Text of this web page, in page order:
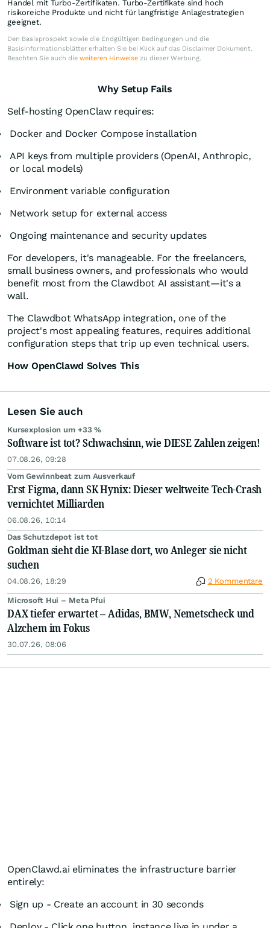
Handel mit Turbo-Zertifikaten. Turbo-Zertifikate sind hoch
risikoreiche Produkte und nicht für langfristige Anlagestrategien
geeignet.
Den Basisprospekt sowie die Endgültigen Bedingungen und die
Basisinformationsblätter erhalten Sie bei Klick auf das Disclaimer Dokument.
Beachten Sie auch die weiteren Hinweise zu dieser Werbung.
Why Setup Fails
Self-hosting OpenClaw requires:
Docker and Docker Compose installation
API keys from multiple providers (OpenAI, Anthropic,
or local models)
Environment variable configuration
Network setup for external access
Ongoing maintenance and security updates
For developers, it's manageable. For the freelancers,
small business owners, and professionals who would
benefit most from the Clawdbot AI assistant—it's a
wall.
The Clawdbot WhatsApp integration, one of the
project's most appealing features, requires additional
configuration steps that trip up even technical users.
How OpenClawd Solves This
Lesen Sie auch
Kursexplosion um +33 %
Software ist tot? Schwachsinn, wie DIESE Zahlen zeigen!
07.08.26, 09:28
Vom Gewinnbeat zum Ausverkauf
Erst Figma, dann SK Hynix: Dieser weltweite Tech-Crash
vernichtet Milliarden
06.08.26, 10:14
Das Schutzdepot ist tot
Goldman sieht die KI-Blase dort, wo Anleger sie nicht
suchen
04.08.26, 18:29 2 Kommentare
Microsoft Hui – Meta Pfui
DAX tiefer erwartet – Adidas, BMW, Nemetscheck und
Alzchem im Fokus
30.07.26, 08:06
OpenClawd.ai eliminates the infrastructure barrier
entirely:
Sign up - Create an account in 30 seconds